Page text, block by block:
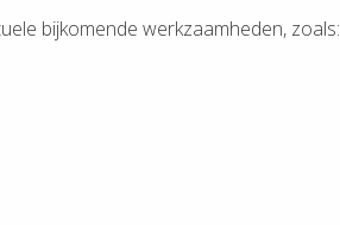
bijkomende werkzaamheden, zoals: